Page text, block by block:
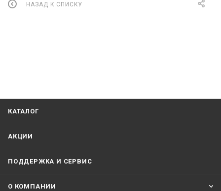
НАЗАД К СПИСКУ
КАТАЛОГ
АКЦИИ
ПОДДЕРЖКА И СЕРВИС
О КОМПАНИИ